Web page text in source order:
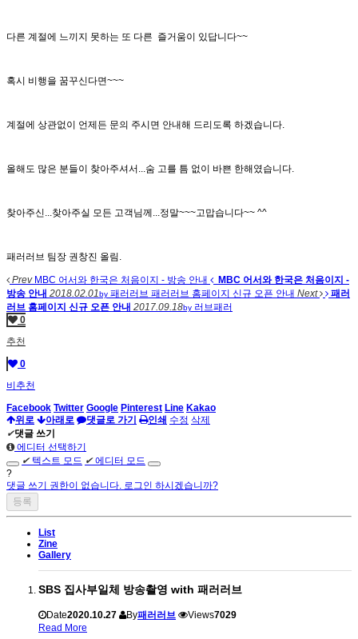
다른 계절에 느끼지 못하는 또 다른 즐거움이 있답니다~~
혹시 비행을 꿈꾸신다면~~~
계절에 상관없이 언제든 문의 주시면 안내해 드리도록 하겠습니다.
올해도 많은 분들이 찾아주셔서...숨 고를 틈 없이 바쁜 한해였습니다.
찾아주신...찾아주실 모든 고객님께...정말~~~고맙습니다~~ ^^
패러러브 팀장 권창진 올림.
PrevMBC 어서와 한국은 처음이지 - 방송 안내
MBC 어서와 한국은 처음이지 -
방송 안내 2018.02.01by 패러러브 패러러브 홈페이지 신규 오픈 안내 Next
패러
러브 홈페이지 신규 오픈 안내 2017.09.18by 러브패러
0
추천
0
비추천
Facebook Twitter Google Pinterest Line Kakao
위로
아래로 댓글로 가기 인쇄 수정 삭제
✔댓글 쓰기
에디터 선택하기
✔ 텍스트 모드 ✔에디터 모드
?
댓글 쓰기 권한이 없습니다. 로그인 하시겠습니까?
List
Zine
Gallery
SBS 집사부일체 방송촬영 with 패러러브
Date2020.10.27 By패러러브 Views7029
Read More